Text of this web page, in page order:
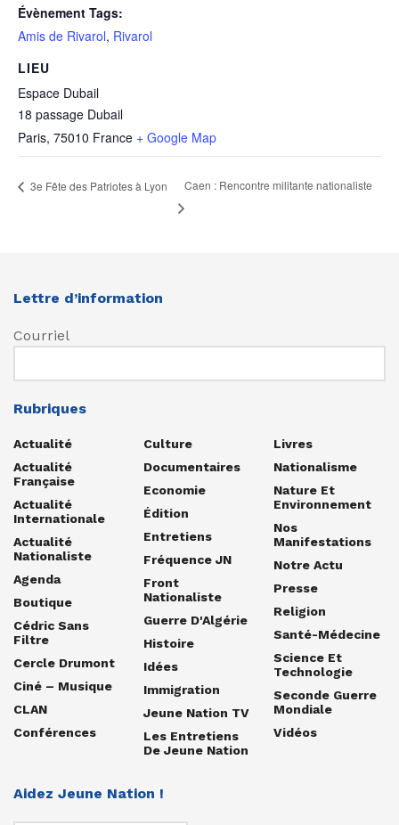
Évènement Tags:
Amis de Rivarol, Rivarol
LIEU
Espace Dubail
18 passage Dubail
Paris, 75010 France + Google Map
3e Fête des Patriotes à Lyon Caen : Rencontre militante nationaliste
Lettre d’information
Courriel
Rubriques
Actualité
Actualité
Française
Actualité
Internationale
Actualité
Nationaliste
Agenda
Boutique
Cédric Sans
Filtre
Cercle Drumont
Ciné – Musique
CLAN
Conférences
Culture
Documentaires
Economie
Édition
Entretiens
Fréquence JN
Front
Nationaliste
Guerre D'Algérie
Histoire
Idées
Immigration
Jeune Nation TV
Les Entretiens
De Jeune Nation
Livres
Nationalisme
Nature Et
Environnement
Nos
Manifestations
Notre Actu
Presse
Religion
Santé-Médecine
Science Et
Technologie
Seconde Guerre
Mondiale
Vidéos
Aidez Jeune Nation !